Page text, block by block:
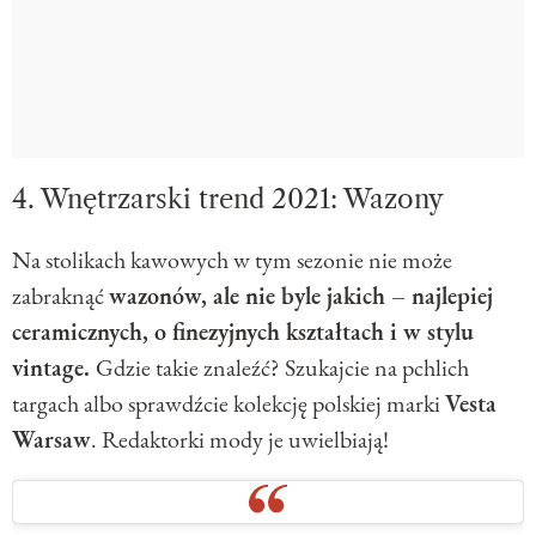
4. Wnętrzarski trend 2021: Wazony
Na stolikach kawowych w tym sezonie nie może
zabraknąćwazonów, ale nie byle jakich – najlepiej
ceramicznych, o finezyjnych kształtach i w stylu
vintage. Gdzie takie znaleźć? Szukajcie na pchlich
targach albo sprawdźcie kolekcję polskiej markiVesta
Warsaw. Redaktorki mody je uwielbiają!